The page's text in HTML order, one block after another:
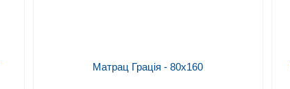
Матрац Грація - 80х160